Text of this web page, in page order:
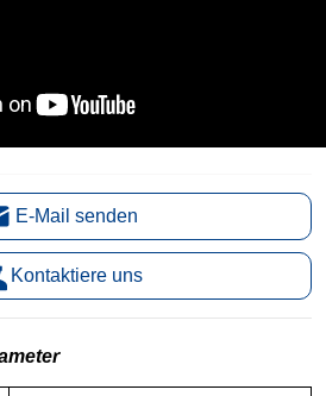
E-Mail senden
Kontaktiere uns